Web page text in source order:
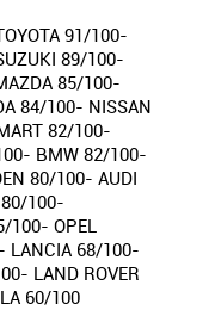
91/100-
89/100-
85/100-
84/100- NISSAN
82/100-
BMW 82/100-
80/100- AUDI
100-
100- OPEL
LANCIA 68/100-
LAND ROVER
60/100